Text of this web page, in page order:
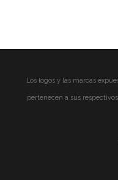
Los logos y las marcas
pertenecen a sus